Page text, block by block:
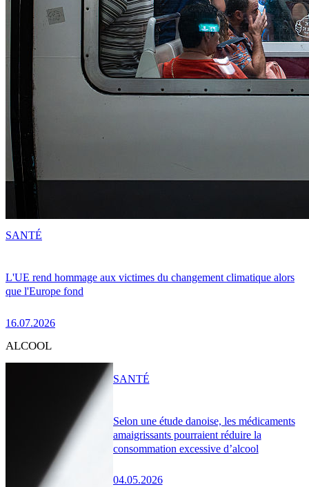
L'UE rend hommage aux victimes du changement climatique alors
que l'Europe fond
16.07.2026
SANTÉ
ALCOOL
Selon une étude danoise, les médicaments
amaigrissants pourraient réduire la
consommation excessive d’alcool
04.05.2026
SANTÉ